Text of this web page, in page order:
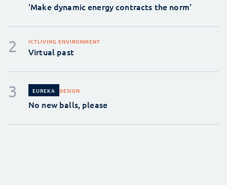
'Make dynamic energy contracts the norm'
ICTLIVING ENVIRONMENT
Virtual past
EUREKA DESIGN
No new balls, please